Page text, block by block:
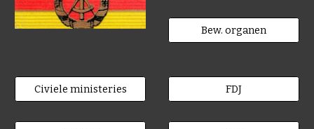
Bew. organen
Civiele ministeries FDJ